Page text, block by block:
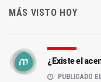
MÁS VISTO HOY
¿Existe el
PUBLICADO